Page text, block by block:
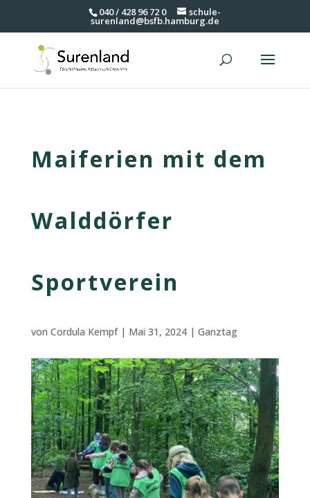
040 / 428 96 72 0 schule-
surenland@bsfb.hamburg.de
Maiferien mit dem
Walddörfer
Sportverein
von Cordula Kempf| Mai 31, 2024| Ganztag